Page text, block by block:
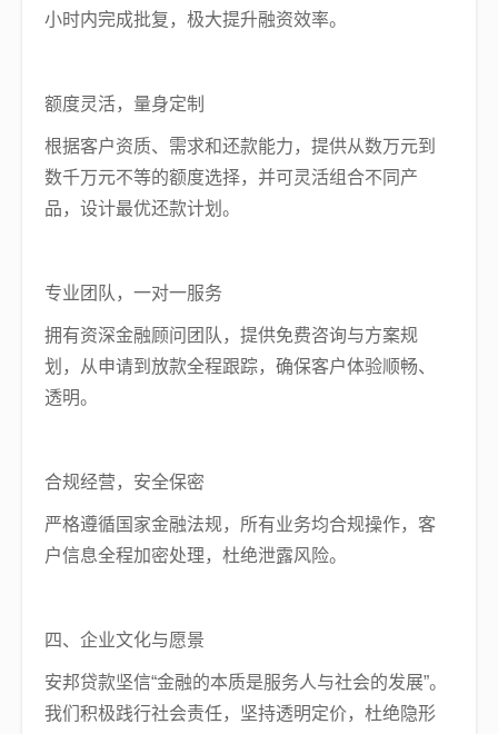
小时内完成批复，极大提升融资效率。
额度灵活，量身定制
根据客户资质、需求和还款能力，提供从数万元到
数千万元不等的额度选择，并可灵活组合不同产
品，设计最优还款计划。
专业团队，一对一服务
拥有资深金融顾问团队，提供免费咨询与方案规
划，从申请到放款全程跟踪，确保客户体验顺畅、
透明。
合规经营，安全保密
严格遵循国家金融法规，所有业务均合规操作，客
户信息全程加密处理，杜绝泄露风险。
四、企业文化与愿景
安邦贷款坚信“金融的本质是服务人与社会的发展”。
我们积极践行社会责任，坚持透明定价，杜绝隐形